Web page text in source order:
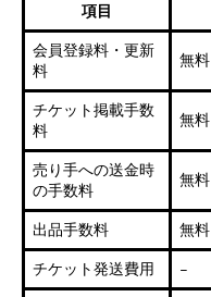
項目
会員登録料・更新
料
無料
チケット掲載手数
料
無料
売り手への送金時
の手数料
無料
出品手数料 無料
チケット発送費用 –